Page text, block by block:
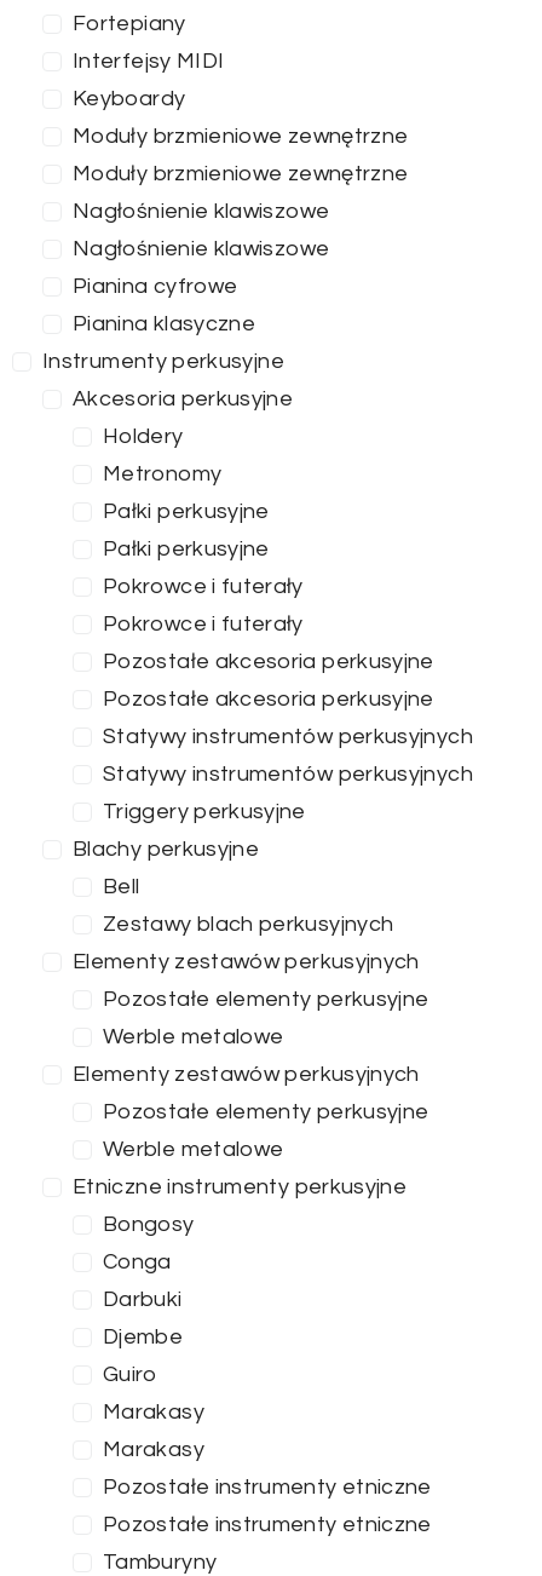
Fortepiany
Interfejsy MIDI
Keyboardy
Moduły brzmieniowe zewnętrzne
Moduły brzmieniowe zewnętrzne
Nagłośnienie klawiszowe
Nagłośnienie klawiszowe
Pianina cyfrowe
Pianina klasyczne
Instrumenty perkusyjne
Akcesoria perkusyjne
Holdery
Metronomy
Pałki perkusyjne
Pałki perkusyjne
Pokrowce i futerały
Pokrowce i futerały
Pozostałe akcesoria perkusyjne
Pozostałe akcesoria perkusyjne
Statywy instrumentów perkusyjnych
Statywy instrumentów perkusyjnych
Triggery perkusyjne
Blachy perkusyjne
Bell
Zestawy blach perkusyjnych
Elementy zestawów perkusyjnych
Pozostałe elementy perkusyjne
Werble metalowe
Elementy zestawów perkusyjnych
Pozostałe elementy perkusyjne
Werble metalowe
Etniczne instrumenty perkusyjne
Bongosy
Conga
Darbuki
Djembe
Guiro
Marakasy
Marakasy
Pozostałe instrumenty etniczne
Pozostałe instrumenty etniczne
Tamburyny